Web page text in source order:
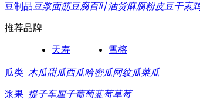
豆制品 豆浆面筋豆腐百叶油货麻腐粉皮豆干素
推荐品牌
天寿 雪榕
瓜类 木瓜甜瓜西瓜哈密瓜网纹瓜菜瓜
浆果 提子车厘子葡萄蓝莓草莓